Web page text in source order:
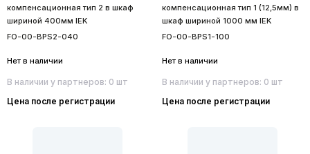
компенсационная тип 2 в шкаф
шириной 400мм IEK
FO-00-BPS2-040
Нет в наличии
В наличии у партнеров: 0 шт
Цена после регистрации
компенсационная тип 1 (12,5мм) в
шкаф шириной 1000 мм IEK
FO-00-BPS1-100
Нет в наличии
В наличии у партнеров: 0 шт
Цена после регистрации